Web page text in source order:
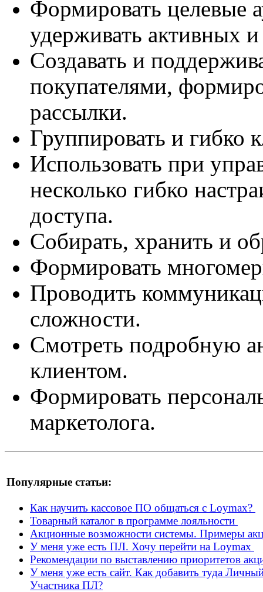
Формировать целевые
удерживать активных
Создавать и
покупателями,
рассылки.
Группировать и гибко
Использовать при
несколько гибко
доступа.
Собирать, хранить и
Формировать
Проводить
сложности.
Смотреть подробную
клиентом.
Формировать
маркетолога.
Популярные статьи:
Как научить кассовое ПО общаться с Loymax?
Товарный каталог в программе лояльности
Акционные возможности системы. Примеры
У меня уже есть ПЛ. Хочу перейти на Loymax
Рекомендации по выставлению приоритетов
У меня уже есть сайт. Как добавить туда
Участника ПЛ?